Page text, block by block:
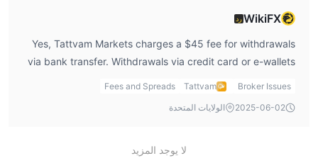
WikiFXرد
Yes, Tattvam Markets charges a $45 fee for withdrawals
via bank transfer. Withdrawals via credit card or e-wallets
are processed without additional fees.
Broker Issues
Tattvam
Fees and Spreads
2025-06-02
الولايات المتحدة
لا يوجد المزيد